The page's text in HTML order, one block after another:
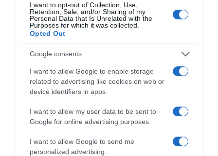
I want to opt-out of Collection, Use,
Retention, Sale, and/or Sharing of my
Personal Data that Is Unrelated with the
Purposes for which it was collected.
Opted Out
Google consents
I want to allow Google to enable storage
related to advertising like cookies on web or
device identifiers in apps.
I want to allow my user data to be sent to
Google for online advertising purposes.
I want to allow Google to send me
personalized advertising.
ΑΘΛΗΤΙΚΑ
Ξεκινάει την Δευτέρα το Ευρωπαϊκό
Πρωτάθλημα Στίβου – Πότε
αγωνίζονται Τεντόγλου, Καραλής,
Τζένγκο και οι υπόλοιποι Έλληνες
αθλητές
Πλήθος ελληνικών συμμετοχών στη διοργάνωση